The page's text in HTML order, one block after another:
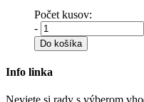
Počet kusov:
-
Do košíka
Info linka